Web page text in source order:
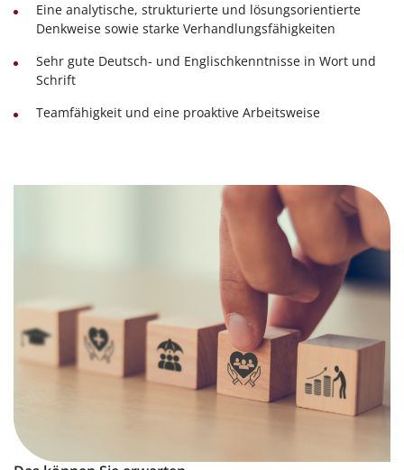
Eine analytische, strukturierte und lösungsorientierte
Denkweise sowie starke Verhandlungsfähigkeiten
Sehr gute Deutsch- und Englischkenntnisse in Wort und
Schrift
Teamfähigkeit und eine proaktive Arbeitsweise